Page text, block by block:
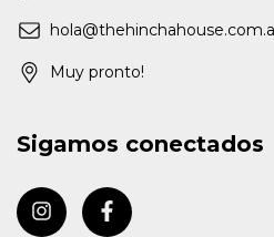
Muy pronto!
Sigamos conectados